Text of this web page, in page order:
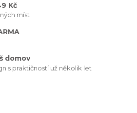
Kč
míst
domov
s praktičností už několik let